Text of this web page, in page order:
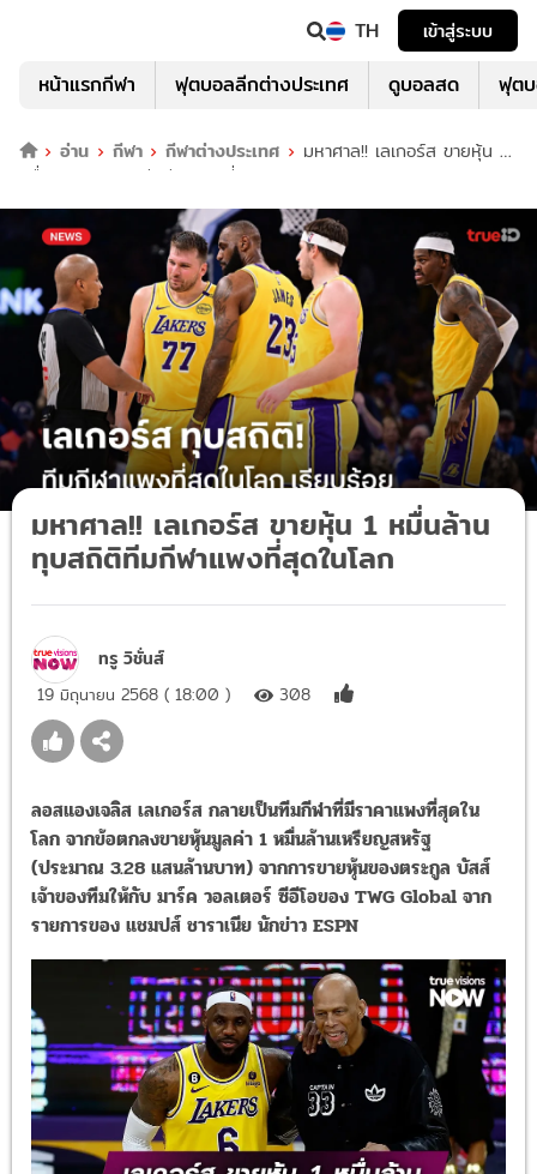
TH เข้าสู่ระบบ
หน้าแรกกีฬา ฟุตบอลลีกต่างประเทศ ดูบอลสด ฟุต
อ่าน กีฬา กีฬาต่างประเทศ
มหาศาล!! เลเกอร์ส ขายหุ้น 1
หมื่นล้าน ทุบสถิติทีมกีฬาแพงที่สุดในโลก
มหาศาล!! เลเกอร์ส ขายหุ้น 1 หมื่นล้าน
ทุบสถิติทีมกีฬาแพงที่สุดในโลก
ทรู วิชั่นส์
19 มิถุนายน 2568 ( 18:00 ) 308
ลอสแองเจลิส เลเกอร์ส กลายเป็นทีมกีฬาที่มีราคาแพงที่สุดใน
โลก จากข้อตกลงขายหุ้นมูลค่า 1 หมื่นล้านเหรียญสหรัฐ
(ประมาณ 3.28 แสนล้านบาท) จากการขายหุ้นของตระกูล บัสส์
เจ้าของทีมให้กับ มาร์ค วอลเตอร์ ซีอีโอของ TWG Global จาก
รายการของ แชมปส์ ชาราเนีย นักข่าว ESPN